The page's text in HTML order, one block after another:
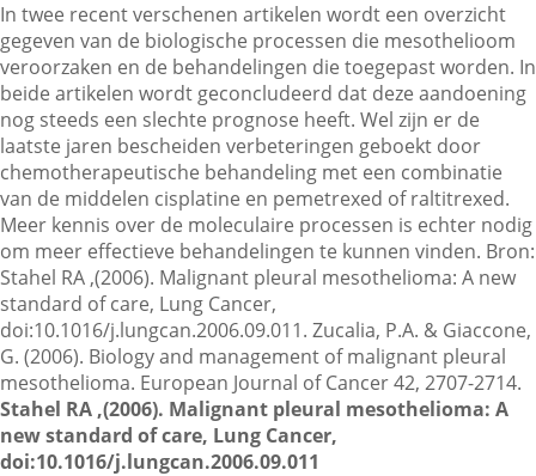
Veelgestelde vragen
Contactgegevens
Zoeken
In twee recent verschenen artikelen wordt een overzicht
gegeven van de biologische processen die mesothelioom
veroorzaken en de behandelingen die toegepast worden. In
beide artikelen wordt geconcludeerd dat deze aandoening
nog steeds een slechte prognose heeft. Wel zijn er de
laatste jaren bescheiden verbeteringen geboekt door
chemotherapeutische behandeling met een combinatie
van de middelen cisplatine en pemetrexed of raltitrexed.
Meer kennis over de moleculaire processen is echter nodig
om meer effectieve behandelingen te kunnen vinden. Bron:
Stahel RA ,(2006). Malignant pleural mesothelioma: A new
standard of care, Lung Cancer,
doi:10.1016/j.lungcan.2006.09.011. Zucalia, P.A. & Giaccone,
G. (2006). Biology and management of malignant pleural
mesothelioma. European Journal of Cancer 42, 2707-2714.
Stahel RA ,(2006). Malignant pleural mesothelioma: A
new standard of care, Lung Cancer,
doi:10.1016/j.lungcan.2006.09.011